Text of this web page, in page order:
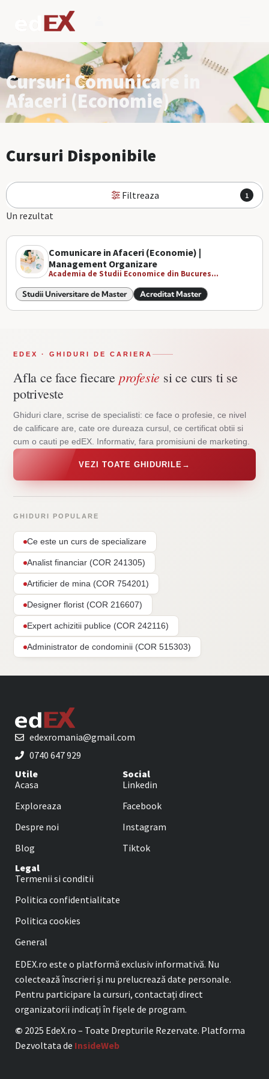
Cursuri Comunicare in
Afaceri (Economie)
Cursuri Disponibile
Filtreaza 1
Un rezultat
Comunicare in Afaceri (Economie) |
Management Organizare
Academia de Studii Economice din Bucures...
Studii Universitare de Master Acreditat Master
EDEX · GHIDURI DE CARIERA
Afla ce face fiecare profesie si ce curs ti se
potriveste
Ghiduri clare, scrise de specialisti: ce face o profesie, ce nivel
de calificare are, cate ore dureaza cursul, ce certificat obtii si
cum o cauti pe edEX. Informativ, fara promisiuni de marketing.
VEZI TOATE GHIDURILE →
GHIDURI POPULARE
Ce este un curs de specializare
Analist financiar (COR 241305)
Artificier de mina (COR 754201)
Designer florist (COR 216607)
Expert achizitii publice (COR 242116)
Administrator de condominii (COR 515303)
edexromania@gmail.com
0740 647 929
Utile
Acasa
Exploreaza
Despre noi
Blog
Social
Linkedin
Facebook
Instagram
Tiktok
Legal
Termenii si conditii
Politica confidentialitate
Politica cookies
General
EDEX.ro este o platformă exclusiv informativă. Nu
colectează înscrieri și nu prelucrează date personale.
Pentru participare la cursuri, contactați direct
organizatorii indicați în fișele de program.
© 2025 EdeX.ro – Toate Drepturile Rezervate. Platforma
Dezvoltata de InsideWeb